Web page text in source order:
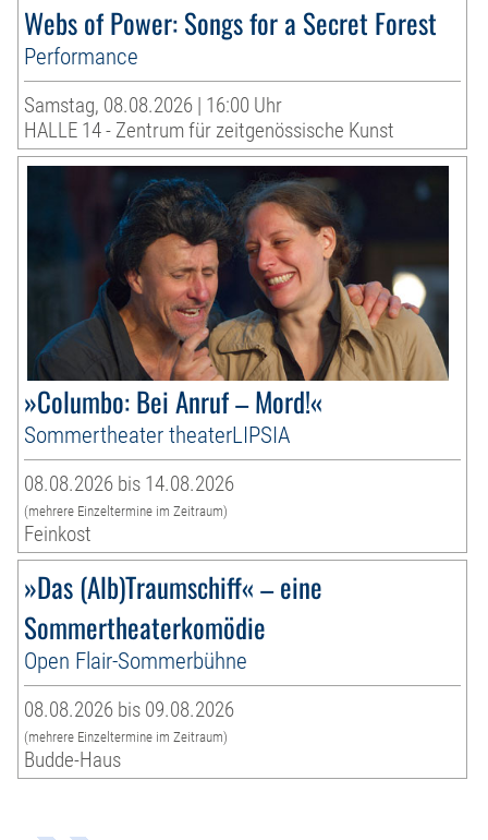
Webs of Power: Songs for a Secret Forest
Performance
Samstag, 08.08.2026 | 16:00 Uhr
HALLE 14 - Zentrum für zeitgenössische Kunst
»Columbo: Bei Anruf – Mord!«
Sommertheater theaterLIPSIA
08.08.2026 bis 14.08.2026
(mehrere Einzeltermine im Zeitraum)
Feinkost
»Das (Alb)Traumschiff« – eine
Sommertheaterkomödie
Open Flair-Sommerbühne
08.08.2026 bis 09.08.2026
(mehrere Einzeltermine im Zeitraum)
Budde-Haus